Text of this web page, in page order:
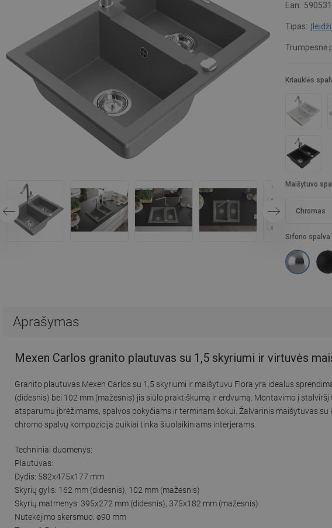
Ean:
Tipas:
Trumpesnė
Sifono spalva
Kriauklės
Maišytuvo
Chromas
Aprašymas
Mexen Carlos granito plautuvas su 1,5 skyriumi ir virtuvės
Granito plautuvas Mexen Carlos su 1,5 skyriumi ir maišytuvu Flora yra idealus
(didesnis) bei 102 mm (mažesnis) jis siūlo praktiškumą ir erdvumą. Montavimo į
atsparumu įbrėžimams, spalvos pokyčiams ir terminam šokui. Žalvarinis maišytuvas
chromo spalvų kompozicija puikiai tinka šiuolaikiniams interjerams.
Techniniai duomenys:
Plautuvas:
Dydis: 582x475x177 mm
Skyrių gylis: 162 mm (didesnis), 102 mm (mažesnis)
Skyrių matmenys: 395x272 mm (didesnis), 375x182 mm (mažesnis)
Nutekėjimo skersmuo: ø90 mm